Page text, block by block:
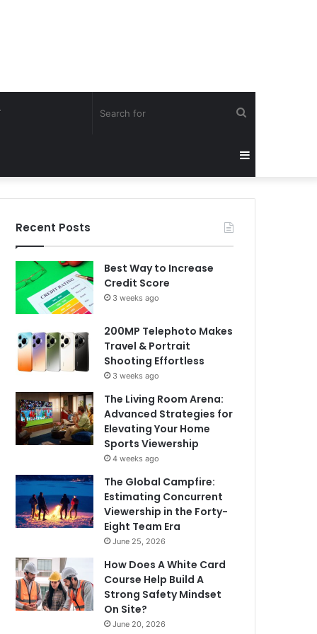
forSidebar
Recent Posts
Best Way to Increase
Credit Score
3 weeks ago
200MP Telephoto Makes
Travel & Portrait
Shooting Effortless
3 weeks ago
The Living Room Arena:
Advanced Strategies for
Elevating Your Home
Sports Viewership
4 weeks ago
The Global Campfire:
Estimating Concurrent
Viewership in the Forty-
Eight Team Era
June 25, 2026
How Does A White Card
Course Help Build A
Strong Safety Mindset
On Site?
June 20, 2026